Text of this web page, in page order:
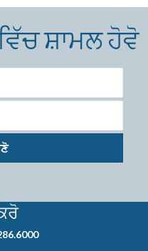
ਸ਼ਾਮਲ ਹੋਵੋ